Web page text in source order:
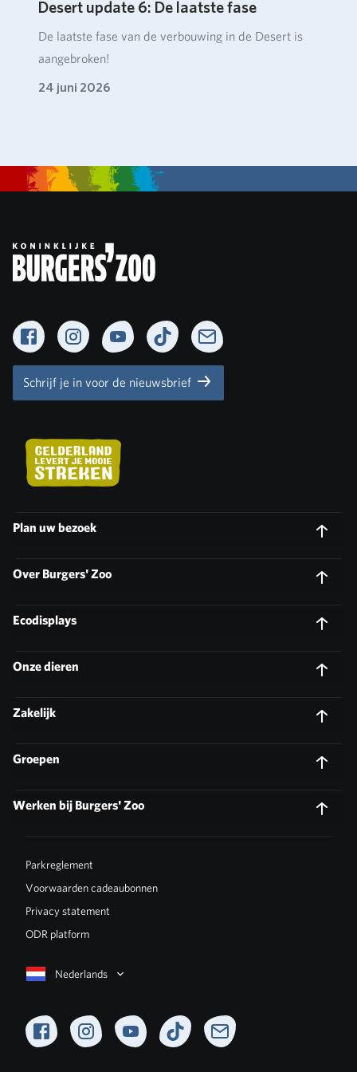
Desert update 6: De laatste fase
De laatste fase van de verbouwing in de Desert is
aangebroken!
24 juni 2026
FacebookInstagramYouTubeTikTok Newsletter
Schrijf je in voor de nieuwsbrief
Plan uw bezoek
Over Burgers' Zoo
Ecodisplays
Onze dieren
Zakelijk
Groepen
Werken bij Burgers' Zoo
Nederlands
Parkreglement
Voorwaarden cadeaubonnen
Privacy statement
ODR platform
FacebookInstagramYouTubeTikTok Newsletter